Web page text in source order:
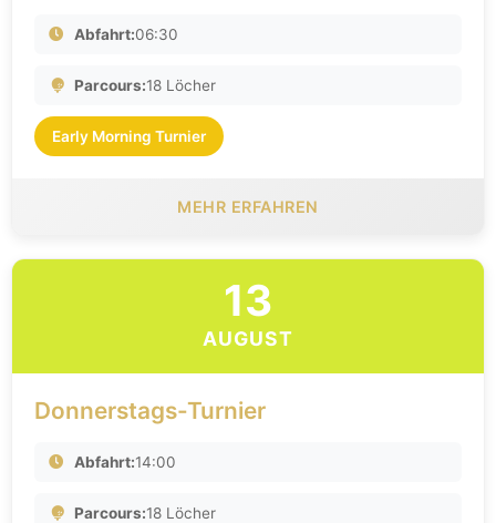
Abfahrt:06:30
Parcours:18 Löcher
Early Morning Turnier
MEHR ERFAHREN
13
AUGUST
Donnerstags-Turnier
Abfahrt:14:00
Parcours:18 Löcher